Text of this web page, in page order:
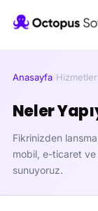
Anasayfa/Hizmetler
Neler
Fikrinizden
mobil, e-ticaret ve
sunuyoruz.